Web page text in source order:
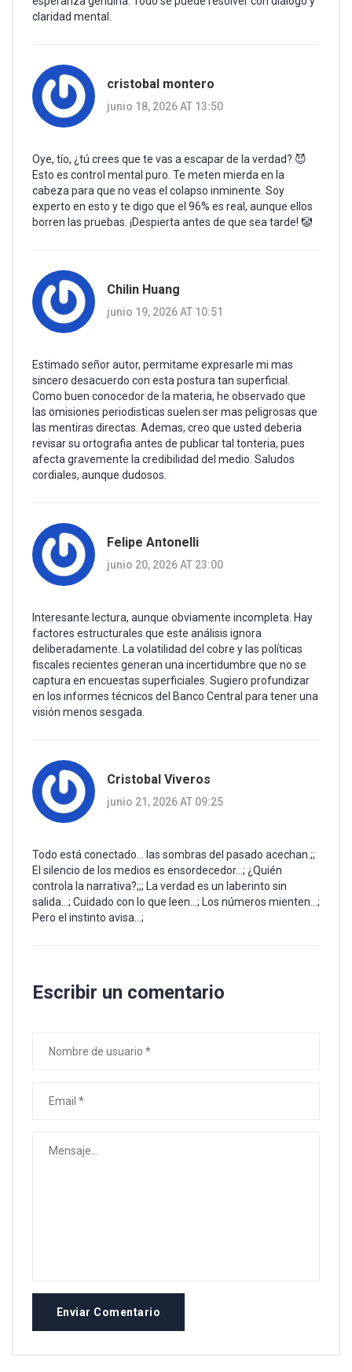
claridad mental.
cristobal montero
junio 18, 2026 AT 13:50
Oye, tío, ¿tú crees que te vas a escapar de la verdad? 😈
Esto es control mental puro. Te meten mierda en la
cabeza para que no veas el colapso inminente. Soy
experto en esto y te digo que el 96% es real, aunque ellos
borren las pruebas. ¡Despierta antes de que sea tarde! 🤡
Chilin Huang
junio 19, 2026 AT 10:51
Estimado señor autor, permitame expresarle mi mas
sincero desacuerdo con esta postura tan superficial.
Como buen conocedor de la materia, he observado que
las omisiones periodisticas suelen ser mas peligrosas que
las mentiras directas. Ademas, creo que usted deberia
revisar su ortografia antes de publicar tal tonteria, pues
afecta gravemente la credibilidad del medio. Saludos
cordiales, aunque dudosos.
Felipe Antonelli
junio 20, 2026 AT 23:00
Interesante lectura, aunque obviamente incompleta. Hay
factores estructurales que este análisis ignora
deliberadamente. La volatilidad del cobre y las políticas
fiscales recientes generan una incertidumbre que no se
captura en encuestas superficiales. Sugiero profundizar
en los informes técnicos del Banco Central para tener una
visión menos sesgada.
Cristobal Viveros
junio 21, 2026 AT 09:25
Todo está conectado... las sombras del pasado acechan.;;
El silencio de los medios es ensordecedor...; ¿Quién
controla la narrativa?;;; La verdad es un laberinto sin
salida...; Cuidado con lo que leen...; Los números mienten...;
Pero el instinto avisa...;
Escribir un comentario
Enviar Comentario